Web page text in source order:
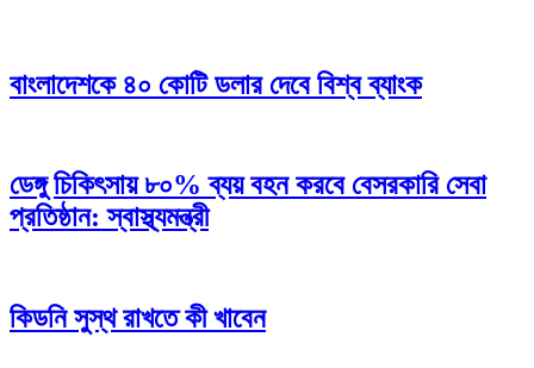
বাংলাদেশকে ৪০ কোটি ডলার দেবে বিশ্ব ব্যাংক
ডেঙ্গু চিকিৎসায় ৮০% ব্যয় বহন করবে বেসরকারি সেবা
প্রতিষ্ঠান: স্বাস্থ্যমন্ত্রী
কিডনি সুস্থ রাখতে কী খাবেন